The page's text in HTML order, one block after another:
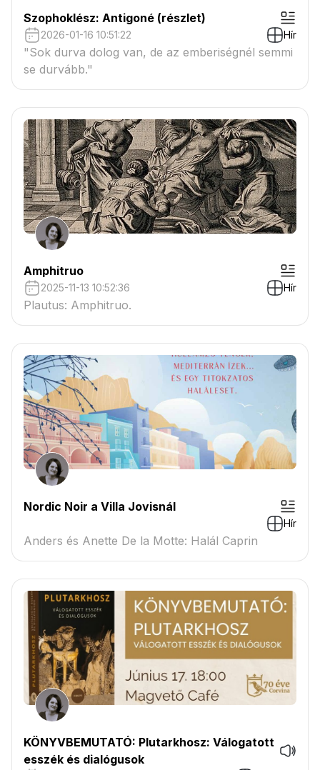
Szophoklész: Antigoné (részlet)
2026-01-16 10:51:22 Hír
"Sok durva dolog van, de az emberiségnél semmi
se durvább."
Amphitruo
2025-11-13 10:52:36 Hír
Plautus: Amphitruo.
Nordic Noir a Villa Jovisnál
Hír
Anders és Anette De la Motte: Halál Caprin
KÖNYVBEMUTATÓ: Plutarkhosz: Válogatott
esszék és dialógusok